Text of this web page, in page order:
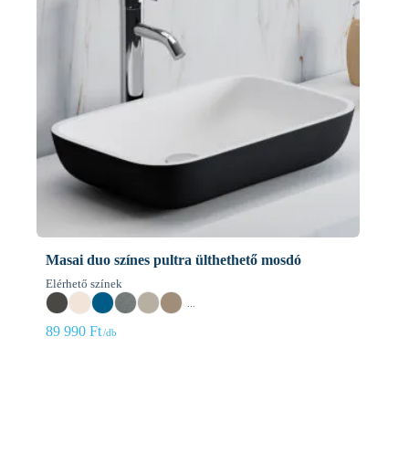
Masai duo színes pultra ülthethető mosdó
Elérhető színek
89 990 Ft